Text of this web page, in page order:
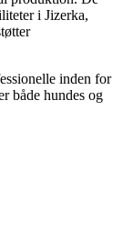
i Jizerka,
inden for
både hundes og